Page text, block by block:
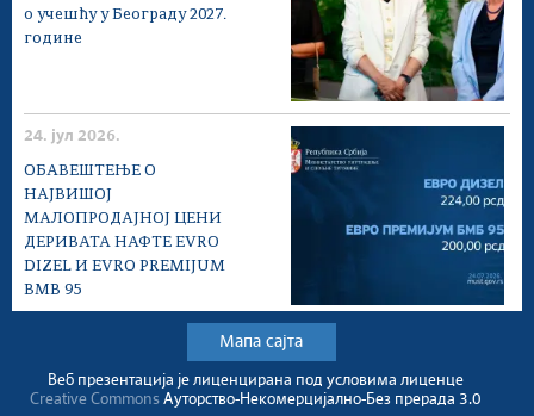
о учешћу у Београду 2027.
године
24. јул 2026.
ОБАВЕШТЕЊЕ О
НАЈВИШОЈ
МАЛОПРОДАЈНОЈ ЦЕНИ
ДЕРИВАТА НАФТЕ EVRO
DIZEL И EVRO PREMIJUM
BMB 95
Мапа сајта
Веб презентација jе лиценциранa под условима лиценце
Creative CommonsАуторство-Некомерцијално-Без прерада 3.0